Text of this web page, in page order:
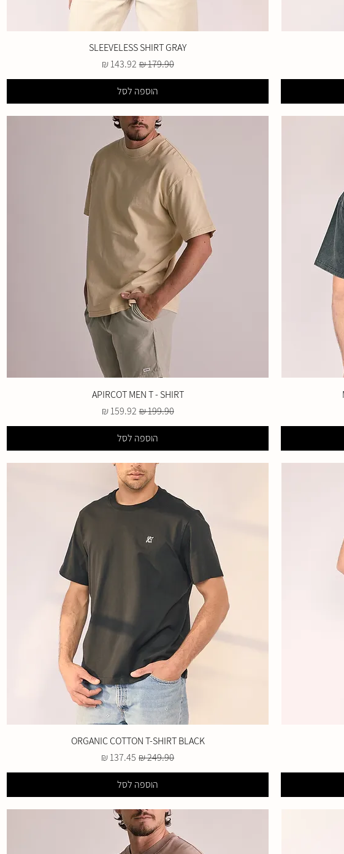
SLEEVELESS SHIRT GRAY
מחיר רגיל‏179.90 ‏₪ מחיר מבצע
הוספה לסל
APIRCOT MEN T - SHIRT
מחיר רגיל‏199.90 ‏₪ מחיר מבצע
הוספה לסל
ORGANIC COTTON T-SHIRT BLACK
מחיר רגיל‏249.90 ‏₪ מחיר מבצע
הוספה לסל